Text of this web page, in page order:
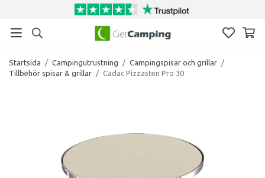
Startsida / Campingutrustning / Campingspisar och grillar /
Tillbehör spisar & grillar / Cadac Pizzasten Pro 30